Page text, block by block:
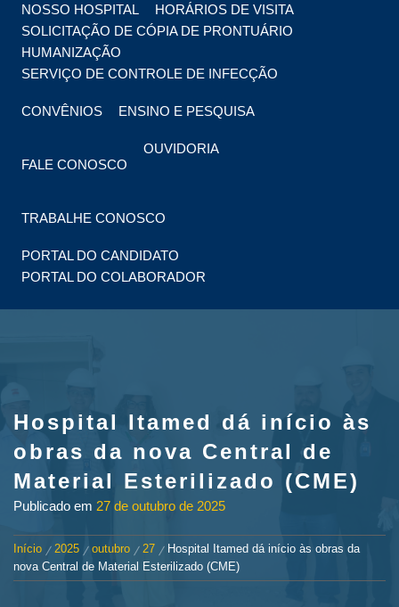
NOSSO HOSPITAL
HORÁRIOS DE VISITA
SOLICITAÇÃO DE CÓPIA DE PRONTUÁRIO
HUMANIZAÇÃO
SERVIÇO DE CONTROLE DE INFECÇÃO
CONVÊNIOS ENSINO E PESQUISA
FALE CONOSCO
OUVIDORIA
TRABALHE CONOSCO
PORTAL DO CANDIDATO
PORTAL DO COLABORADOR
Hospital Itamed dá início às
obras da nova Central de
Material Esterilizado (CME)
Publicado em 27 de outubro de 2025
Início 2025 outubro 27
Hospital Itamed dá início às obras da
nova Central de Material Esterilizado (CME)